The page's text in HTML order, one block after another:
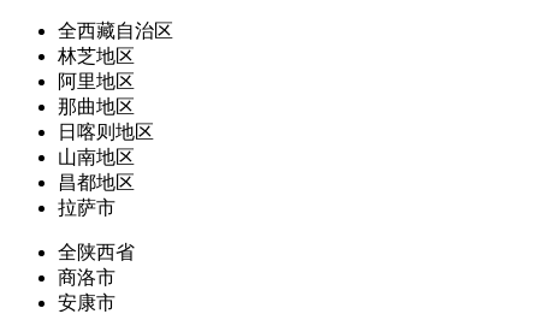
全西藏自治区
林芝地区
阿里地区
那曲地区
日喀则地区
山南地区
昌都地区
拉萨市
全陕西省
商洛市
安康市